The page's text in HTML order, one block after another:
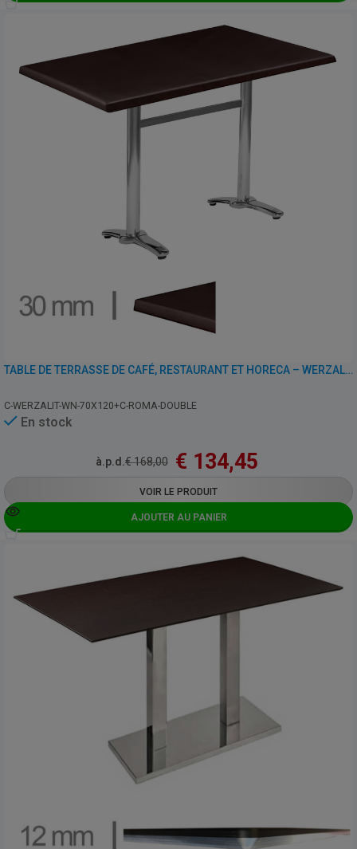
TABLE DE TERRASSE DE CAFÉ, RESTAURANT ET HORECA – WERZALIT WENGÉ – 70×120 CM
C-WERZALIT-WN-70X120+C-ROMA-DOUBLE
En stock
à.p.d.€168,00 € 134,45
VOIR LE PRODUIT
AJOUTER AU PANIER